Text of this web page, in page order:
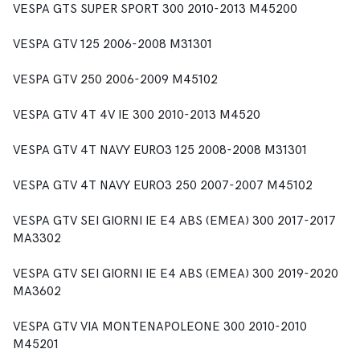
VESPA GTS SUPER SPORT 300 2010-2013 M45200
VESPA GTV 125 2006-2008 M31301
VESPA GTV 250 2006-2009 M45102
VESPA GTV 4T 4V IE 300 2010-2013 M4520
VESPA GTV 4T NAVY EURO3 125 2008-2008 M31301
VESPA GTV 4T NAVY EURO3 250 2007-2007 M45102
VESPA GTV SEI GIORNI IE E4 ABS (EMEA) 300 2017-2017
MA3302
VESPA GTV SEI GIORNI IE E4 ABS (EMEA) 300 2019-2020
MA3602
VESPA GTV VIA MONTENAPOLEONE 300 2010-2010
M45201